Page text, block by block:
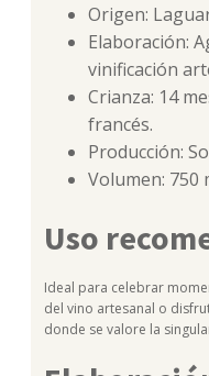
Origen:
Elaboración:
vinificación
Crianza: 14
francés.
Producción:
Volumen: 750
Uso
Ideal para celebrar
del vino artesanal o
donde se valore la